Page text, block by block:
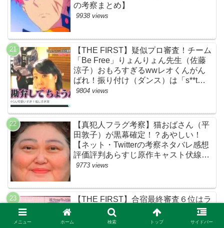
の考察まとめ】
9938 views
【THE FIRST】疑似プロ審査！チーム
「Be Free」りょんりょん先生（佐藤
涼子）おもろすぎるwwレオくんがん
ばれ！振り付け（ダンス）は「s**t
kingz」のOguri・Kazuki！豪華！【ネ
BE:FIRST・ビーファースト】
9804 views
【真犯人フラグ考察】猫おばさん（平
田敦子）が黒幕確定！？あやしい！
【ネット・Twitterの考察ネタバレ感想
評価評判あらすじ原作キャスト伏線ま
とめ】
9773 views
【THE FIRST】合宿最終審査６位はラ
ン！ランレイしか勝たん！【ザファー
スト・ネットの感想ネタバレ考察まと
メニュー ホーム 検索 トップ サイドバー